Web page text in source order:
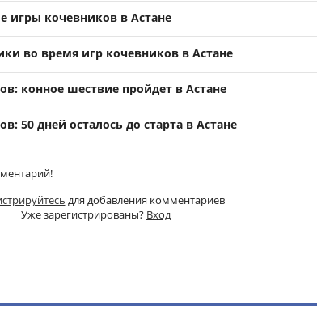
игры кочевников в Астане
во время игр кочевников в Астане
конное шествие пройдет в Астане
50 дней осталось до старта в Астане
для добавления комментариев
Уже зарегистрированы? Вход